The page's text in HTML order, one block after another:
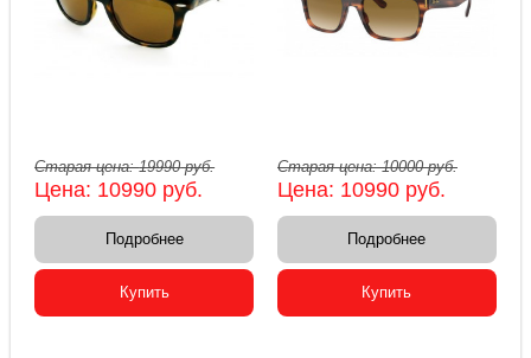
Старая цена:19990руб.
Цена: 10990 руб.
Подробнее
Купить
Старая цена:10000руб.
Цена: 10990 руб.
Подробнее
Купить